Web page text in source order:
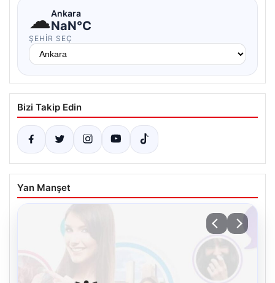
☁Ankara
NaN°C
ŞEHIR SEÇ
Bizi Takip Edin
Yan Manşet